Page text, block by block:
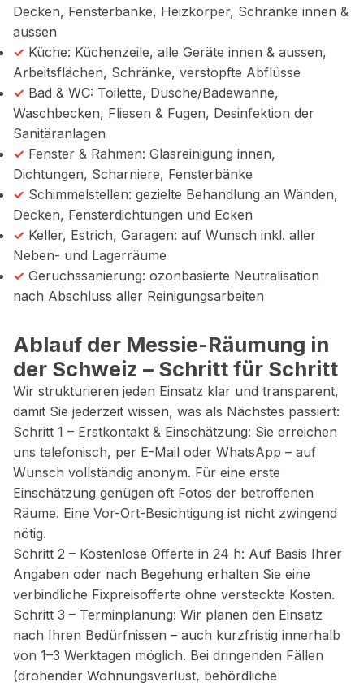
Decken, Fensterbänke, Heizkörper, Schränke innen &
aussen
✓ Küche: Küchenzeile, alle Geräte innen & aussen,
Arbeitsflächen, Schränke, verstopfte Abflüsse
✓ Bad & WC: Toilette, Dusche/Badewanne,
Waschbecken, Fliesen & Fugen, Desinfektion der
Sanitäranlagen
✓ Fenster & Rahmen: Glasreinigung innen,
Dichtungen, Scharniere, Fensterbänke
✓ Schimmelstellen: gezielte Behandlung an Wänden,
Decken, Fensterdichtungen und Ecken
✓ Keller, Estrich, Garagen: auf Wunsch inkl. aller
Neben- und Lagerräume
✓ Geruchssanierung: ozonbasierte Neutralisation
nach Abschluss aller Reinigungsarbeiten
Ablauf der Messie-Räumung in
der Schweiz – Schritt für Schritt
Wir strukturieren jeden Einsatz klar und transparent,
damit Sie jederzeit wissen, was als Nächstes passiert:
Schritt 1 – Erstkontakt & Einschätzung: Sie erreichen
uns telefonisch, per E-Mail oder WhatsApp – auf
Wunsch vollständig anonym. Für eine erste
Einschätzung genügen oft Fotos der betroffenen
Räume. Eine Vor-Ort-Besichtigung ist nicht zwingend
nötig.
Schritt 2 – Kostenlose Offerte in 24 h: Auf Basis Ihrer
Angaben oder nach Begehung erhalten Sie eine
verbindliche Fixpreisofferte ohne versteckte Kosten.
Schritt 3 – Terminplanung: Wir planen den Einsatz
nach Ihren Bedürfnissen – auch kurzfristig innerhalb
von 1–3 Werktagen möglich. Bei dringenden Fällen
(drohender Wohnungsverlust, behördliche